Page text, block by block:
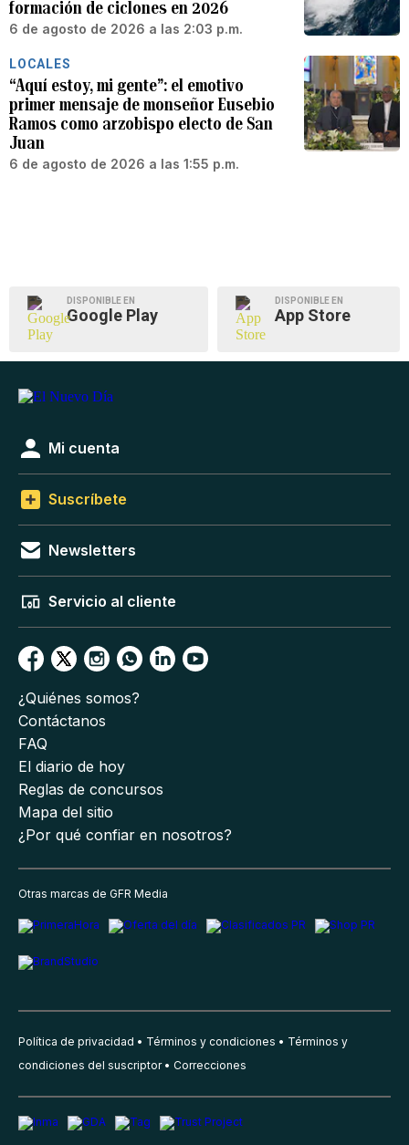
formación de ciclones en 2026
6 de agosto de 2026 a las 2:03 p.m.
LOCALES
“Aquí estoy, mi gente”: el emotivo
primer mensaje de monseñor Eusebio
Ramos como arzobispo electo de San
Juan
6 de agosto de 2026 a las 1:55 p.m.
DISPONIBLE EN
Google Play
DISPONIBLE EN
App Store
Mi cuenta
Suscríbete
Newsletters
Servicio al cliente
¿Quiénes somos?
Contáctanos
FAQ
El diario de hoy
Reglas de concursos
Mapa del sitio
¿Por qué confiar en nosotros?
Otras marcas de GFR Media
Política de privacidad Términos y condiciones
Términos y
condiciones del suscriptor
Correcciones